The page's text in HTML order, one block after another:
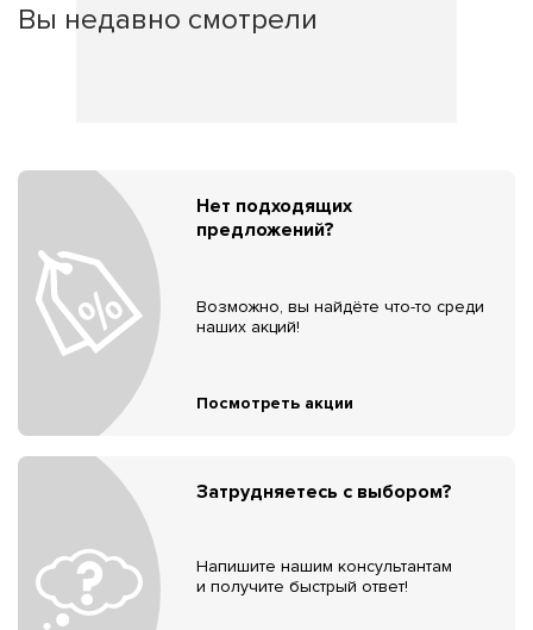
Вы недавно смотрели
Нет подходящих
предложений?
Возможно, вы найдёте что-то среди
наших акций!
Посмотреть акции
Затрудняетесь с выбором?
Напишите нашим консультантам
и получите быстрый ответ!